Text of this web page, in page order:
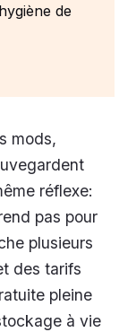
de
mods,
réflexe:
pas pour
plusieurs
des tarifs
pleine
à vie